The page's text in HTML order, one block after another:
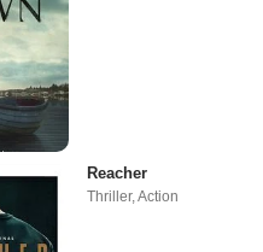
Reacher
Thriller,Action